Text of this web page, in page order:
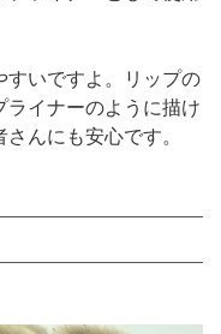
すいですよ。リップの
イナーのように描け
んにも安心です。